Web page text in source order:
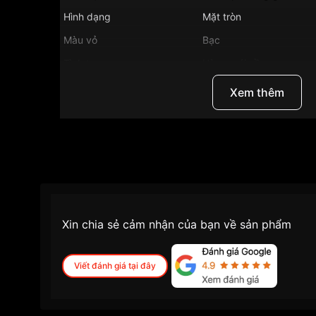
Hình dạng
Mặt tròn
Màu vỏ
Bạc
Lộ đáy, Trẻ trung, cá tính
Lịch ngày, Giờ, phút, giây
Xem thêm
Xin chia sẻ cảm nhận của bạn về sản phẩm
Viết đánh giá tại đây